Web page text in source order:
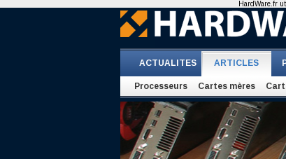
ACTUALITES ARTICLES
Processeurs Cartes mères
HardWare.fr